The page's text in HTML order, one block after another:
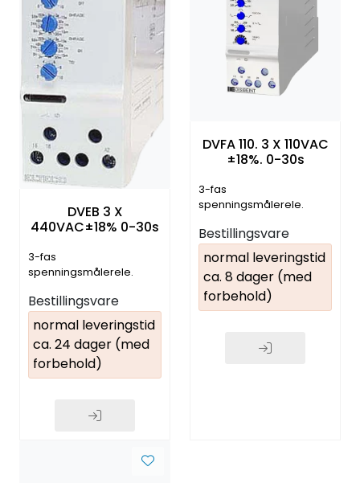
DVEB 3 X
440VAC±18% 0-30s
3-fas
spenningsmålerele.
underspenning
Bestillingsvare
normal leveringstid
ca. 24 dager (med
forbehold)
DVFA 110. 3 X 110VAC
±18%. 0-30s
3-fas
spenningsmålerele.
underspenning
Bestillingsvare
normal leveringstid
ca. 8 dager (med
forbehold)